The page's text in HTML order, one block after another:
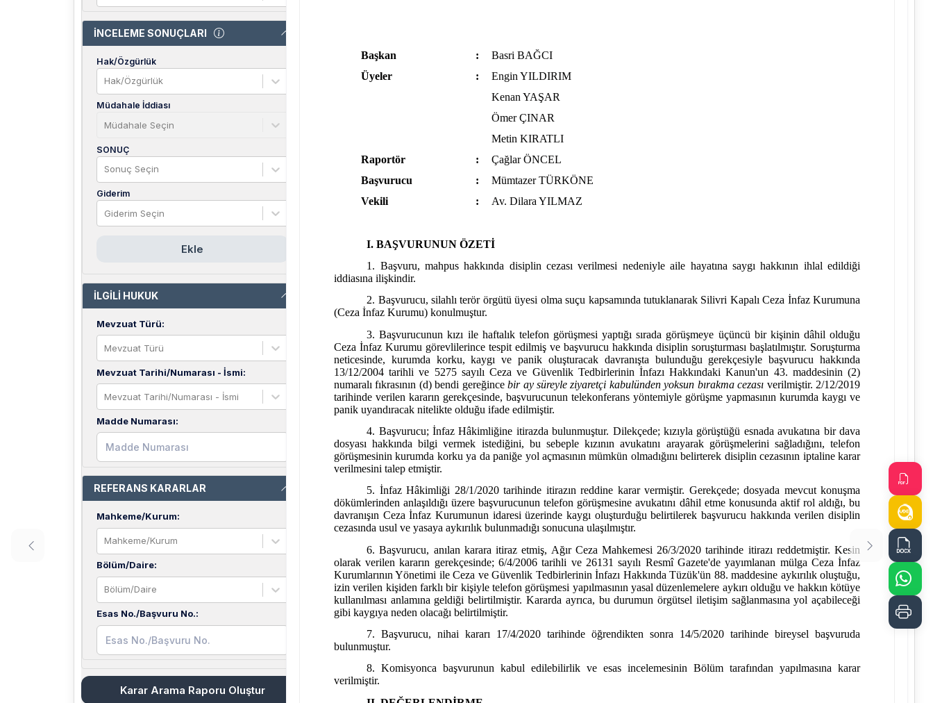
İNCELEME SONUÇLARI
Hak/Özgürlük
Hak/Özgürlük
Müdahale İddiası
Müdahale Seçin
SONUÇ
Sonuç Seçin
Giderim
Giderim Seçin
Ekle
İLGİLİ HUKUK
Mevzuat Türü:
Mevzuat Türü
Mevzuat Tarihi/Numarası - İsmi:
Mevzuat Tarihi/Numarası - İsmi
Madde Numarası:
REFERANS KARARLAR
Mahkeme/Kurum:
Mahkeme/Kurum
Bölüm/Daire:
Bölüm/Daire
Esas No./Başvuru No.:
Karar Arama Raporu Oluştur